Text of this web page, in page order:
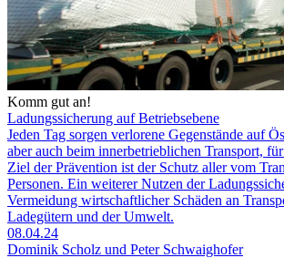
Komm gut an!
Ladungssicherung auf Betriebs­ebene
Jeden Tag sorgen verlorene Gegenstände auf
aber auch beim inner­betrieblichen Transport,
Ziel der Prävention ist der Schutz aller vom
Personen. Ein weiterer Nutzen der
Vermeidung wirtschaftlicher Schäden an
Ladegütern und der Umwelt.
08.04.24
Dominik Scholz und Peter Schwaighofer